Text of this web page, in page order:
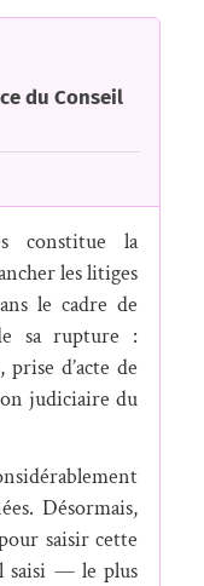
du Conseil
constitue la
les litiges
le cadre de
sa rupture :
d’acte de
judiciaire du
Désormais,
saisir cette
saisi — le plus